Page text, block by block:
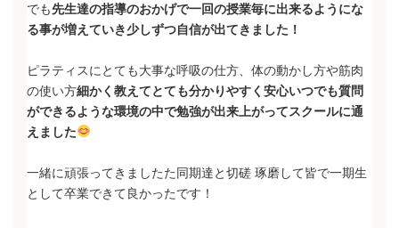
でも先生達の指導のおかげで一回の授業毎に出来るようにな
る事が増えていき少しずつ自信が出てきました！
ピラティスにとても大事な呼吸の仕方、体の動かし方や筋肉
の使い方細かく教えてとても分かりやすく安心いつでも質問
ができるような環境の中で勉強が出来上がってスクールに通
えました
一緒に頑張ってきましたた同期達と切磋 琢磨して皆で一期生
として卒業できて良かったです！